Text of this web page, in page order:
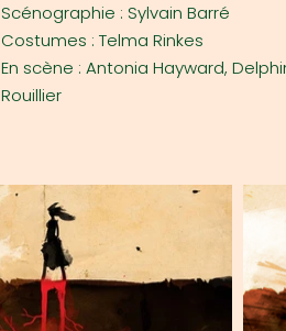
Scénographie : Sylvain Barré
Costumes : Telma Rinkes
En scène : Antonia Hayward,
Rouillier